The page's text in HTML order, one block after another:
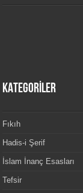
KATEGORİLER
Fıkıh
Hadis-i Şerif
İslam İnanç Esasları
Tefsir